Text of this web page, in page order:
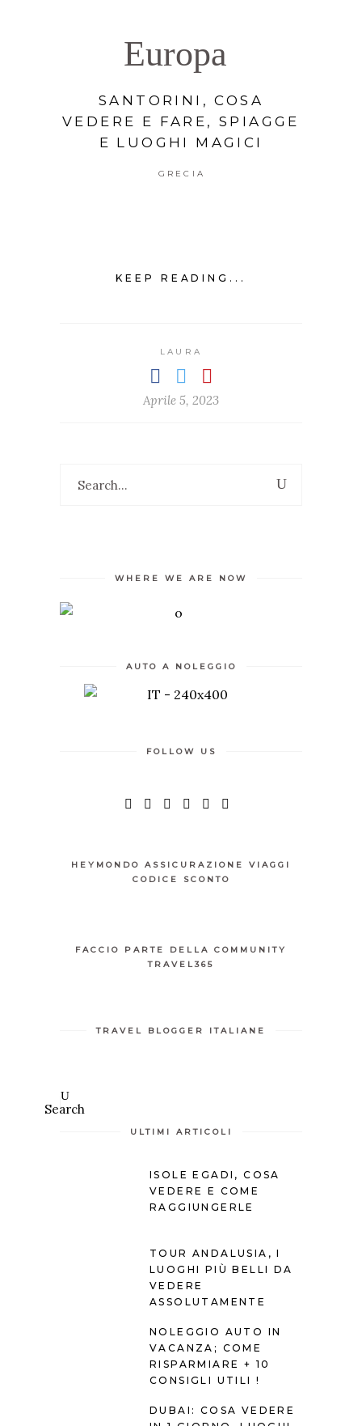
Europa
SANTORINI, COSA
VEDERE E FARE, SPIAGGE
E LUOGHI MAGICI
GRECIA
KEEP READING...
LAURA
Aprile 5, 2023
WHERE WE ARE NOW
AUTO A NOLEGGIO
FOLLOW US
HEYMONDO ASSICURAZIONE VIAGGI
CODICE SCONTO
FACCIO PARTE DELLA COMMUNITY
TRAVEL365
TRAVEL BLOGGER ITALIANE
Search
ULTIMI ARTICOLI
ISOLE EGADI, COSA
VEDERE E COME
RAGGIUNGERLE
TOUR ANDALUSIA, I
LUOGHI PIÙ BELLI DA
VEDERE
ASSOLUTAMENTE
NOLEGGIO AUTO IN
VACANZA; COME
RISPARMIARE + 10
CONSIGLI UTILI !
DUBAI: COSA VEDERE